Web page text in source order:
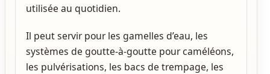
utilisée au quotidien.
Il peut servir pour les gamelles d’eau, les
systèmes de goutte-à-goutte pour caméléons,
les pulvérisations, les bacs de trempage, les